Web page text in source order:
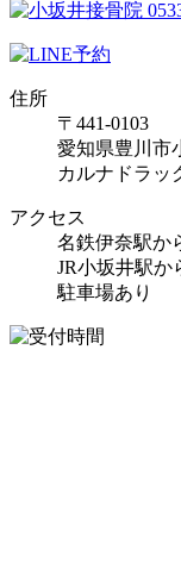
住所
〒441-0103
愛知県豊川市
カルナドラッ
アクセス
名鉄伊奈駅か
JR小坂井駅か
駐車場あり